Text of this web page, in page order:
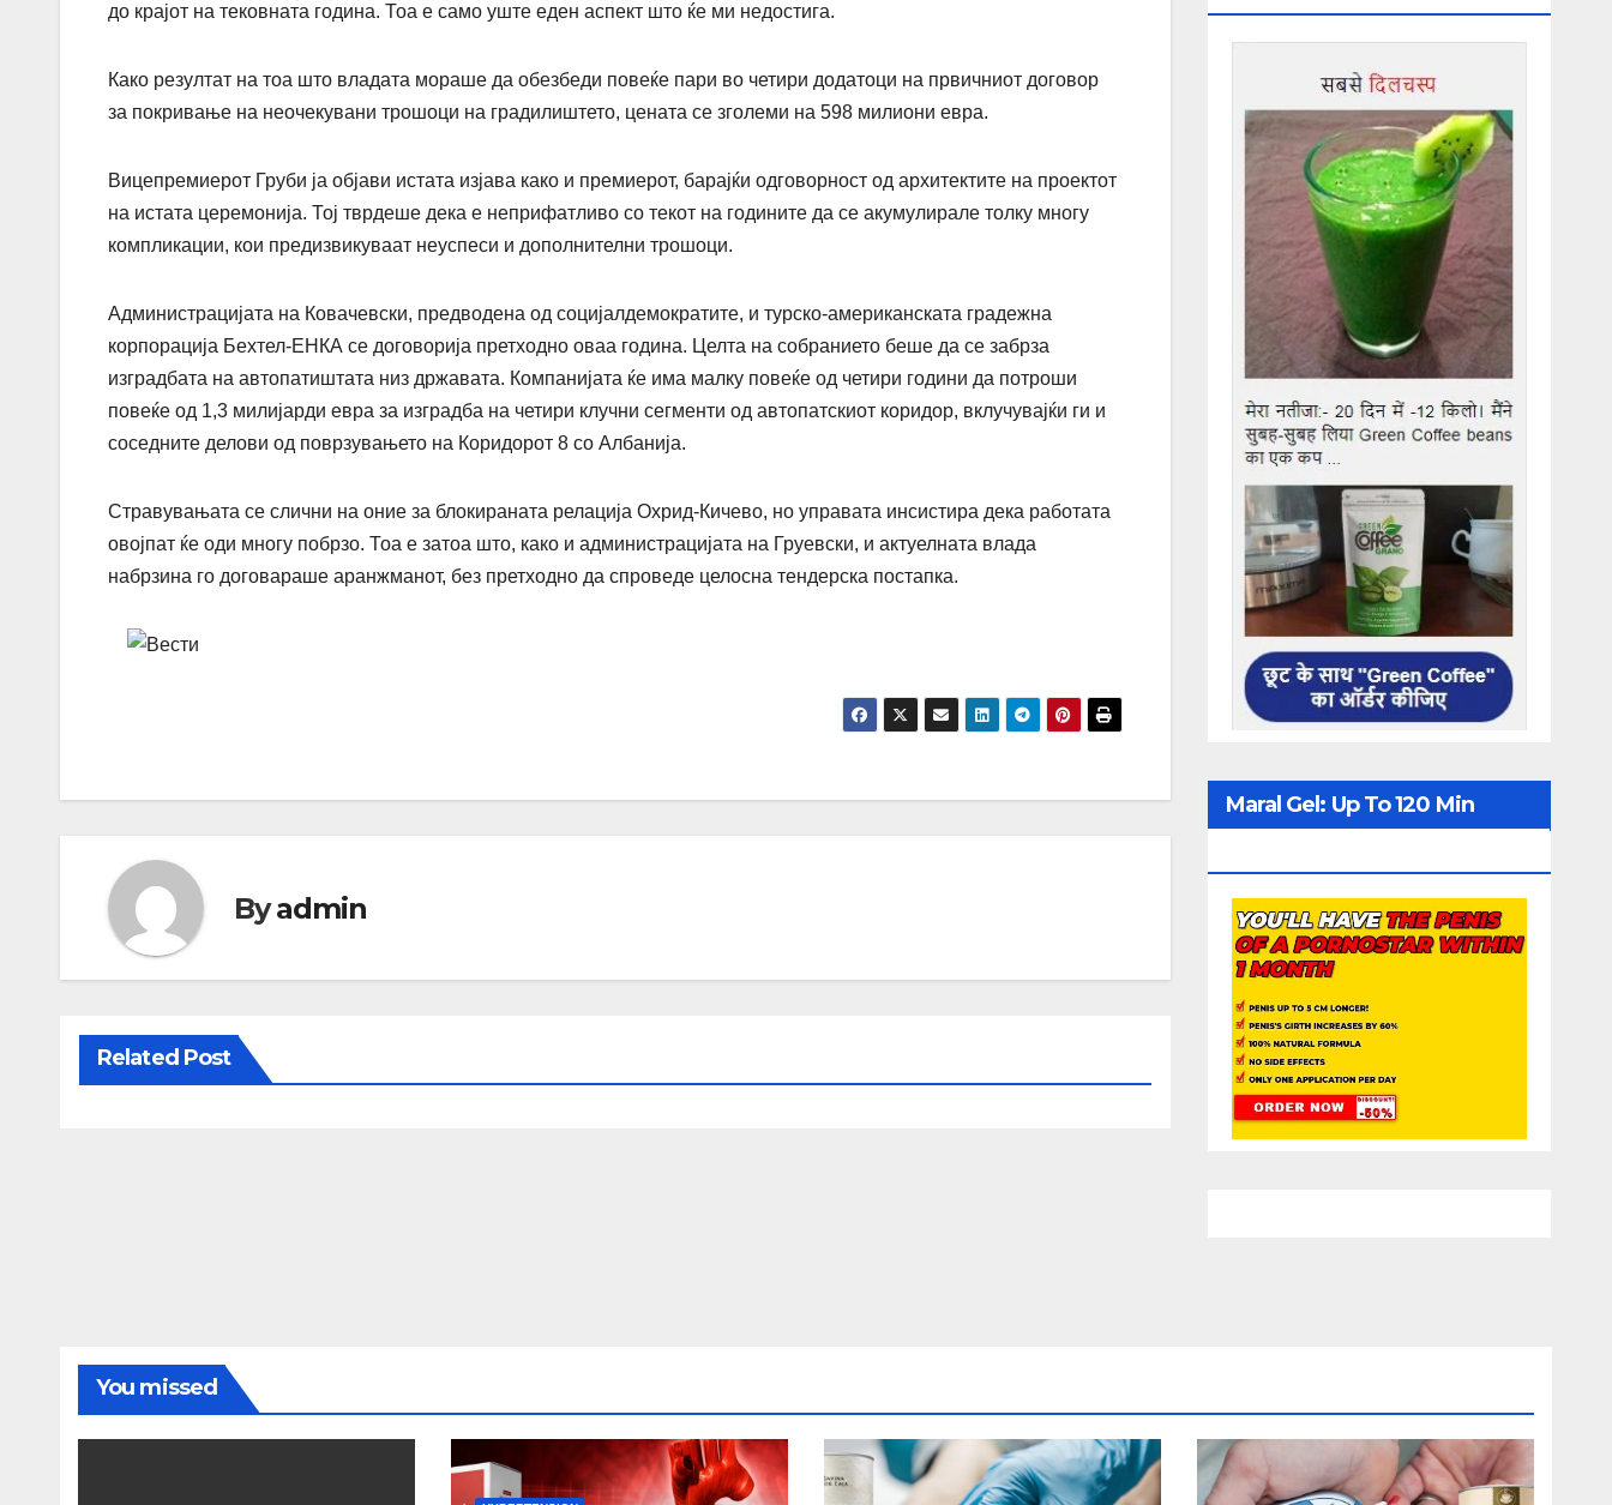
до крајот на тековната година. Тоа е само уште еден аспект што ќе ми недостига.
Како резултат на тоа што владата мораше да обезбеди повеќе пари во четири додатоци на првичниот договор
за покривање на неочекувани трошоци на градилиштето, цената се зголеми на 598 милиони евра.
Вицепремиерот Груби ја објави истата изјава како и премиерот, барајќи одговорност од архитектите на проектот
на истата церемонија. Тој тврдеше дека е неприфатливо со текот на годините да се акумулирале толку многу
компликации, кои предизвикуваат неуспеси и дополнителни трошоци.
Администрацијата на Ковачевски, предводена од социјалдемократите, и турско-американската градежна
корпорација Бехтел-ЕНКА се договорија претходно оваа година. Целта на собранието беше да се забрза
изградбата на автопатиштата низ државата. Компанијата ќе има малку повеќе од четири години да потроши
повеќе од 1,3 милијарди евра за изградба на четири клучни сегменти од автопатскиот коридор, вклучувајќи ги и
соседните делови од поврзувањето на Коридорот 8 со Албанија.
Стравувањата се слични на оние за блокираната релација Охрид-Кичево, но управата инсистира дека работата
овојпат ќе оди многу побрзо. Тоа е затоа што, како и администрацијата на Груевски, и актуелната влада
набрзина го договараше аранжманот, без претходно да спроведе целосна тендерска постапка.
Byadmin
Related Post
Maral Gel: Up To 120 Min
You missed